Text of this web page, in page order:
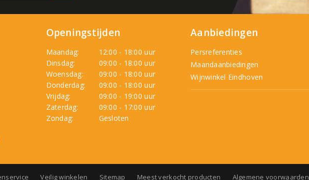
Openingstijden
Maandag:
12:00 - 18:00 uur
Dinsdag:
09:00 - 18:00 uur
Woensdag:
09:00 - 18:00 uur
Donderdag:
09:00 - 18:00 uur
Vrijdag:
09:00 - 19:00 uur
Zaterdag:
09:00 - 17:00 uur
Zondag:
Gesloten
Aanbiedingen
Persreferenties
Maandaanbiedingen
Wijnwinkel Eindhoven
Veilig winkelen Sitemap Meest verkocht producten Algemene voorwaarden